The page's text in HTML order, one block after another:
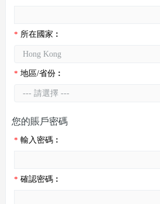
* 所在國家︰
* 地區/省份︰
您的賬戶密碼
* 輸入密碼︰
* 確認密碼︰